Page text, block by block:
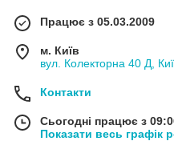
Працює з 05.03.2009
м. Київ
вул. Колекторна 40 Д,
Контакти
Сьогодні працює з
Показати весь графік